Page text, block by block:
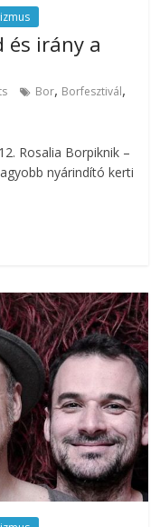
és irány a
Bor, Borfesztivál,
Rosalia Borpiknik –
nyárindító kerti